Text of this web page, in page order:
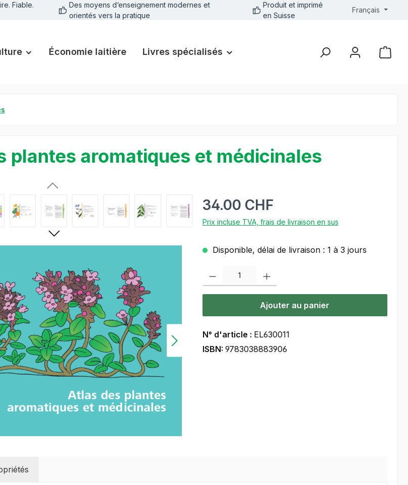
Fiable.
Des moyens d‘enseignement modernes et
orientés vers la pratique
Produit et imprimé
en Suisse
Français
Économie laitière Livres spécialisés
plantes aromatiques et médicinales
34.00 CHF
Prix incluse TVA, frais de livraison en sus
Disponible, délai de livraison : 1 à 3 jours
Ajouter au panier
N° d'article : EL630011
ISBN: 9783038883906